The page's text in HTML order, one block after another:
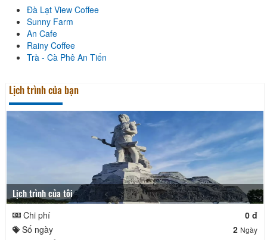
Đà Lạt View Coffee
Sunny Farm
An Cafe
Rainy Coffee
Trà - Cà Phê An Tiến
Lịch trình của bạn
Lịch trình của tôi
Chi phí
0 đ
Số ngày
2 Ngày